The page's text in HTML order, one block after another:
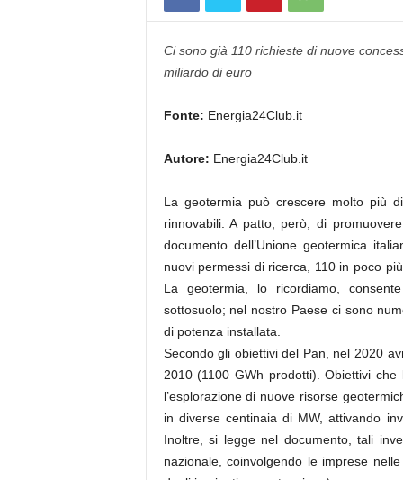
Ci sono già 110 richieste di nuove
miliardo di euro
Fonte: Energia24Club.it
Autore: Energia24Club.it
La geotermia può crescere molto più
rinnovabili. A patto, però, di
documento dell’Unione geotermica
nuovi permessi di ricerca, 110 in poco
La geotermia, lo ricordiamo,
sottosuolo; nel nostro Paese ci sono
di potenza installata.
Secondo gli obiettivi del Pan, nel 2020
2010 (1100 GWh prodotti). Obiettivi
l’esplorazione di nuove risorse
in diverse centinaia di MW, attivando
Inoltre, si legge nel documento, tali
nazionale, coinvolgendo le imprese